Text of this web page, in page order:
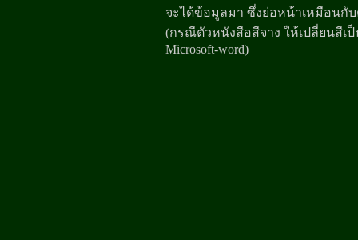
จะได้ข้อมูลมา ซึ่งย่อหน้าเหมือนกั
(กรณีตัวหนังสือสีจาง ให้เปลี่ยนสีเ
Microsoft-word)